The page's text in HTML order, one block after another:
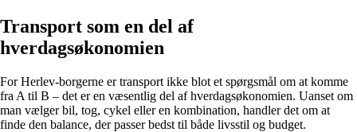
Transport som en del af
hverdagsøkonomien
For Herlev-borgerne er transport ikke blot et spørgsmål om at komme
fra A til B – det er en væsentlig del af hverdagsøkonomien. Uanset om
man vælger bil, tog, cykel eller en kombination, handler det om at
finde den balance, der passer bedst til både livsstil og budget.